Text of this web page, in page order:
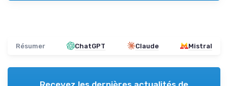
Résumer ChatGPT Claude Mistral